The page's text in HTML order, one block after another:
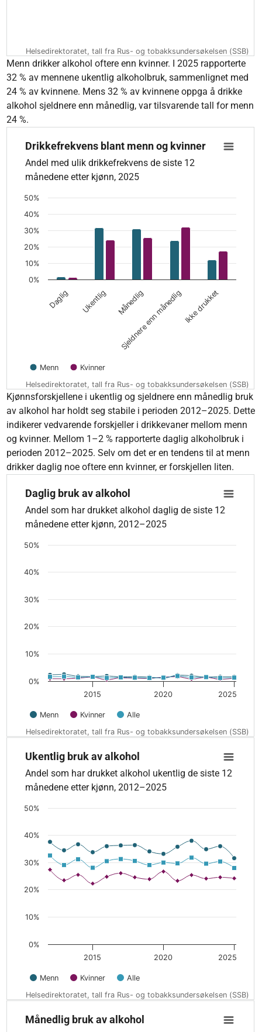
Helsedirektoratet, tall fra Rus- og tobakksundersøkelsen (SSB)
End of interactive chart.
Menn drikker alkohol oftere enn kvinner. I 2025 rapporterte
32 % av mennene ukentlig alkoholbruk, sammenlignet med
24 % av kvinnene. Mens 32 % av kvinnene oppga å drikke
alkohol sjeldnere enn månedlig, var tilsvarende tall for menn
24 %.
Drikkefrekvens blant menn og kvinner
Bar chart with 2 data series.
Andel med ulik drikkefrekvens de siste 12 månedene etter
The chart has 1 X axis displaying categories.
The chart has 1 Y axis displaying values. Data ranges from
Drikkefrekvens blant menn og kvinner
Andel med ulik drikkefrekvens de siste 12
månedene etter kjønn, 2025
Menn Kvinner
Daglig Ukentlig Månedlig
Sjeldnere enn månedlig Ikke drukket
0%
10%
20%
30%
40%
50%
Helsedirektoratet, tall fra Rus- og tobakksundersøkelsen (SSB)
End of interactive chart.
Kjønnsforskjellene i ukentlig og sjeldnere enn månedlig bruk
av alkohol har holdt seg stabile i perioden 2012–2025. Dette
indikerer vedvarende forskjeller i drikkevaner mellom menn
og kvinner. Mellom 1–2 % rapporterte daglig alkoholbruk i
perioden 2012–2025. Selv om det er en tendens til at menn
drikker daglig noe oftere enn kvinner, er forskjellen liten.
Daglig bruk av alkohol
Line chart with 3 lines.
Andel som har drukket alkohol daglig de siste 12 månedene
The chart has 1 X axis displaying values. Data ranges from
The chart has 1 Y axis displaying values. Data ranges from
Daglig bruk av alkohol
Andel som har drukket alkohol daglig de siste 12
månedene etter kjønn, 2012–2025
Menn Kvinner Alle
2015 2020 2025
0%
10%
20%
30%
40%
50%
Helsedirektoratet, tall fra Rus- og tobakksundersøkelsen (SSB)
Ukentlig bruk av alkohol
Line chart with 3 lines.
Andel som har drukket alkohol ukentlig de siste 12
The chart has 1 X axis displaying values. Data ranges from
The chart has 1 Y axis displaying values. Data ranges from
Ukentlig bruk av alkohol
Andel som har drukket alkohol ukentlig de siste 12
månedene etter kjønn, 2012–2025
Menn Kvinner Alle
2015 2020 2025
0%
10%
20%
30%
40%
50%
Helsedirektoratet, tall fra Rus- og tobakksundersøkelsen (SSB)
Månedlig bruk av alkohol
Line chart with 3 lines.
Månedlig bruk av alkohol